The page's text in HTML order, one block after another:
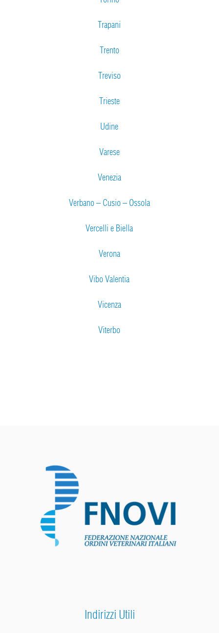
Trapani
Trento
Treviso
Trieste
Udine
Varese
Venezia
Verbano – Cusio – Ossola
Vercelli e Biella
Verona
Vibo Valentia
Vicenza
Viterbo
Indirizzi Utili